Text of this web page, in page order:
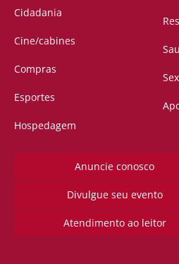
Cidadania
Cine/cabines
Compras
Esportes
Hospedagem
Anuncie conosco
Divulgue seu evento
Atendimento ao leitor